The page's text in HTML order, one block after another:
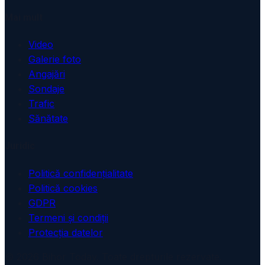
Video
Galerie foto
Angajări
Sondaje
Trafic
Sănătate
Politică confidențialitate
Politică cookies
GDPR
Termeni și condiții
Protecția datelor